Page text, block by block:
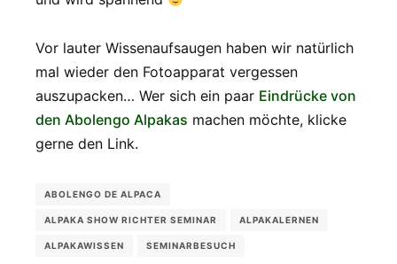
Vor lauter Wissenaufsaugen haben wir natürlich
mal wieder den Fotoapparat vergessen
auszupacken… Wer sich ein paar Eindrücke von
den Abolengo Alpakas machen möchte, klicke
gerne den Link.
ABOLENGO DE ALPACA
ALPAKA SHOW RICHTER SEMINAR ALPAKALERNEN
ALPAKAWISSEN SEMINARBESUCH